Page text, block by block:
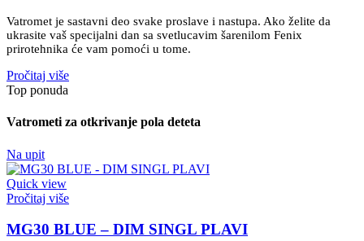
Vatromet je sastavni deo svake proslave i nastupa. Ako želite da
ukrasite vaš specijalni dan sa svetlucavim šarenilom Fenix
prirotehnika će vam pomoći u tome.
Pročitaj više
Top ponuda
Vatrometi za otkrivanje pola deteta
Na upit
Quick view
Pročitaj više
MG30 BLUE – DIM SINGL PLAVI